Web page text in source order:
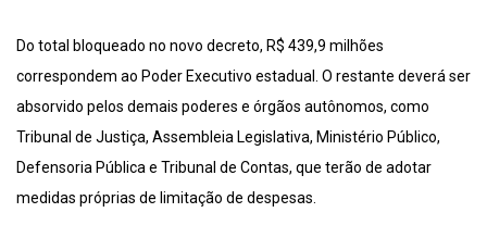
Do total bloqueado no novo decreto, R$ 439,9 milhões
correspondem ao Poder Executivo estadual. O restante deverá ser
absorvido pelos demais poderes e órgãos autônomos, como
Tribunal de Justiça, Assembleia Legislativa, Ministério Público,
Defensoria Pública e Tribunal de Contas, que terão de adotar
medidas próprias de limitação de despesas.